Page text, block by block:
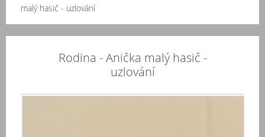
malý hasič - uzlování
Rodina - Anička malý hasič -
uzlování